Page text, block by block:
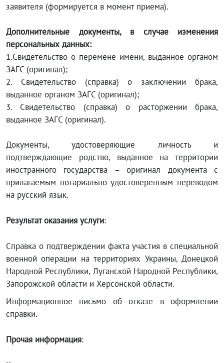
заявителя (формируется в момент приема).
Дополнительные документы, в случае изменения
персональных данных:
1.Свидетельство о перемене имени, выданное органом
ЗАГС (оригинал);
2. Свидетельство (справка) о заключении брака,
выданное органом ЗАГС (оригинал);
3. Свидетельство (справка) о расторжении брака,
выданное ЗАГС (оригинал).
Документы, удостоверяющие личность и
подтверждающие родство, выданное на территории
иностранного государства – оригинал документа с
прилагаемым нотариально удостоверенным переводом
на русский язык.
Результат оказания услуги:
Справка о подтверждении факта участия в специальной
военной операции на территориях Украины, Донецкой
Народной Республики, Луганской Народной Республики,
Запорожской области и Херсонской области.
Информационное письмо об отказе в оформлении
справки.
Прочая информация: